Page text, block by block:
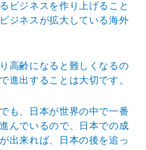
ビジネスを作り上げること
ジネスが拡大している海外
高齢になると難しくなるの
進出することは大切です。
も、日本が世界の中で一番
んでいるので、日本での成
出来れば、日本の後を追っ